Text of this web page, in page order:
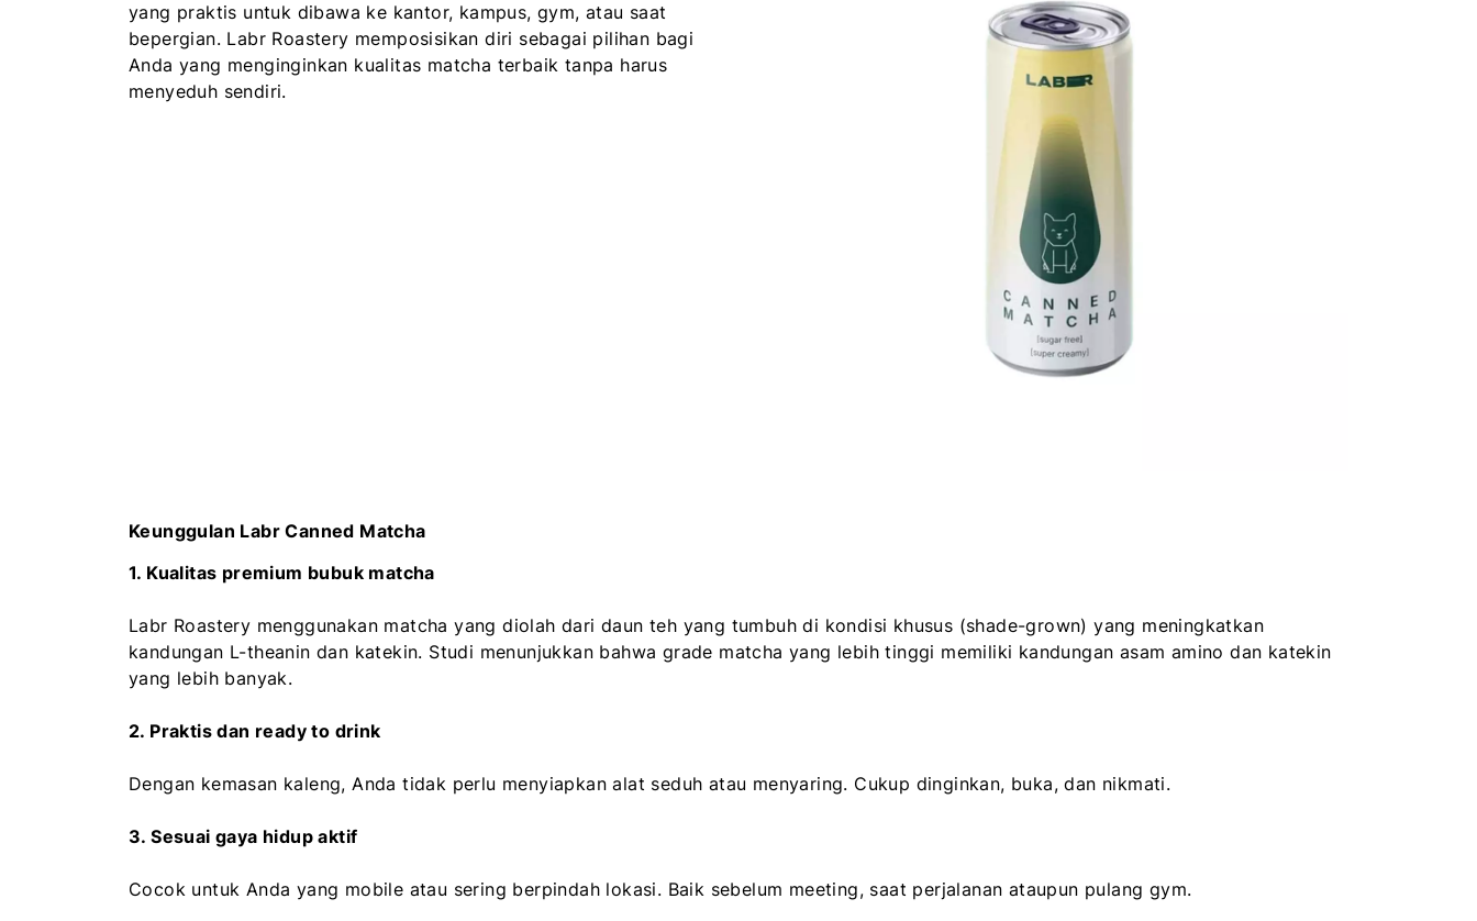
yang praktis untuk dibawa ke kantor, kampus, gym, atau saat
bepergian. Labr Roastery memposisikan diri sebagai pilihan bagi
Anda yang menginginkan kualitas matcha terbaik tanpa harus
menyeduh sendiri.
Keunggulan Labr Canned Matcha
1. Kualitas premium bubuk matcha
Labr Roastery menggunakan matcha yang diolah dari daun teh yang tumbuh di kondisi khusus (shade-grown) yang meningkatkan
kandungan L-theanin dan katekin. Studi menunjukkan bahwa grade matcha yang lebih tinggi memiliki kandungan asam amino dan katekin
yang lebih banyak.
2. Praktis dan ready to drink
Dengan kemasan kaleng, Anda tidak perlu menyiapkan alat seduh atau menyaring. Cukup dinginkan, buka, dan nikmati.
3. Sesuai gaya hidup aktif
Cocok untuk Anda yang mobile atau sering berpindah lokasi. Baik sebelum meeting, saat perjalanan ataupun pulang gym.